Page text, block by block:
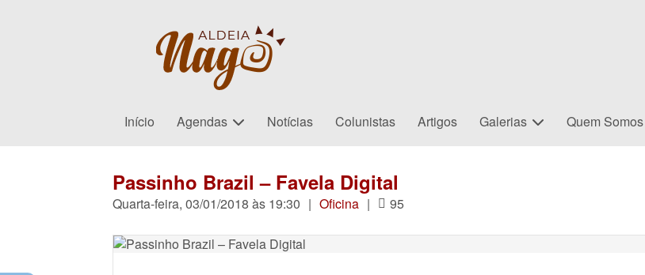
Início Agendas Notícias Colunistas Artigos Galerias Quem Somos
Passinho Brazil – Favela Digital
Quarta-feira, 03/01/2018 às 19:30 | Oficina | 95